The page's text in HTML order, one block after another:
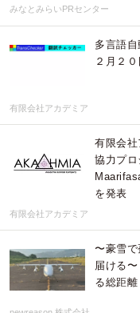
みなとみらいPRセンター
多言語
２月２
有限会社アカデミア
有限会
協力プ
を発表
有限会社アカデミア
〜豪雪で
届ける
る総距